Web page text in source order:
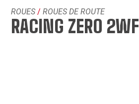
ROUES /ROUES DE ROUTE
RACING ZERO 2WF